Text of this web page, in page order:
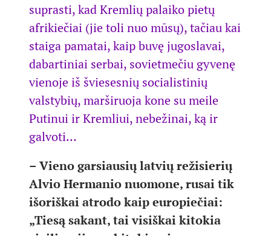
suprasti, kad Kremlių palaiko pietų
afrikiečiai (jie toli nuo mūsų), tačiau kai
staiga pamatai, kaip buvę jugoslavai,
dabartiniai serbai, sovietmečiu gyvenę
vienoje iš šviesesnių socialistinių
valstybių, marširuoja kone su meile
Putinui ir Kremliui, nebežinai, ką ir
galvoti…
– Vieno garsiausių latvių režisierių
Alvio Hermanio nuomone, rusai tik
išoriškai atrodo kaip europiečiai:
„Tiesą sakant, tai visiškai kitokia